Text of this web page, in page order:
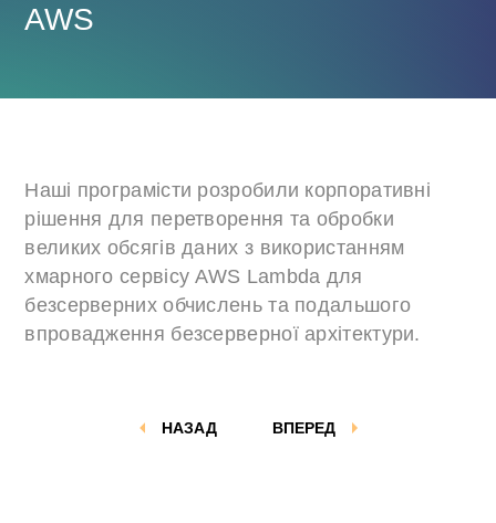
AWS
Наші програмісти розробили корпоративні
рішення для перетворення та обробки
великих обсягів даних з використанням
хмарного сервісу AWS Lambda для
безсерверних обчислень та подальшого
впровадження безсерверної архітектури.
ВПЕРЕД
НАЗАД